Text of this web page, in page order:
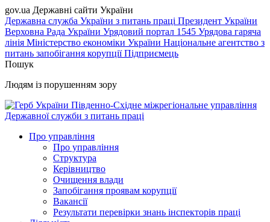
gov.ua Державні сайти України
Державна служба України з питань праці Президент України
Верховна Рада України Урядовий портал 1545 Урядова гаряча
лінія Міністерство економіки України Національне агентство з
питань запобігання корупціїПідприємець
Пошук
Людям із порушенням зору
Південно-Східне міжрегіональне управління
Державної служби з питань праці
Про управління
Про управління
Структура
Керівництво
Очищення влади
Запобігання проявам корупції
Вакансії
Результати перевірки знань інспекторів праці